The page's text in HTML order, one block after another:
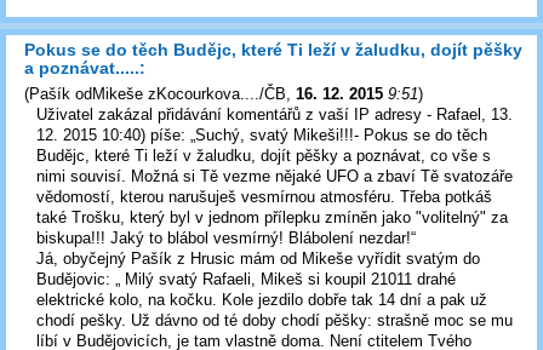
Pokus se do těch Budějc, které Ti leží v žaludku, dojít pěšky
a poznávat.....:
(Pašík odMikeše zKocourkova..../ČB, 16. 12. 2015 9:51)
Uživatel zakázal přidávání komentářů z vaší IP adresy - Rafael, 13.
12. 2015 10:40) píše: „Suchý, svatý Mikeši!!!- Pokus se do těch
Budějc, které Ti leží v žaludku, dojít pěšky a poznávat, co vše s
nimi souvisí. Možná si Tě vezme nějaké UFO a zbaví Tě svatozáře
vědomostí, kterou narušuješ vesmírnou atmosféru. Třeba potkáš
také Trošku, který byl v jednom přílepku zmíněn jako "volitelný" za
biskupa!!! Jaký to blábol vesmírný! Blábolení nezdar!“
Já, obyčejný Pašík z Hrusic mám od Mikeše vyřídit svatým do
Budějovic: „ Milý svatý Rafaeli, Mikeš si koupil 21011 drahé
elektrické kolo, na kočku. Kole jezdilo dobře tak 14 dní a pak už
chodí pešky. Už dávno od té doby chodí pěšky: strašně moc se mu
líbí v Budějovicích, je tam vlastně doma. Není ctitelem Tvého